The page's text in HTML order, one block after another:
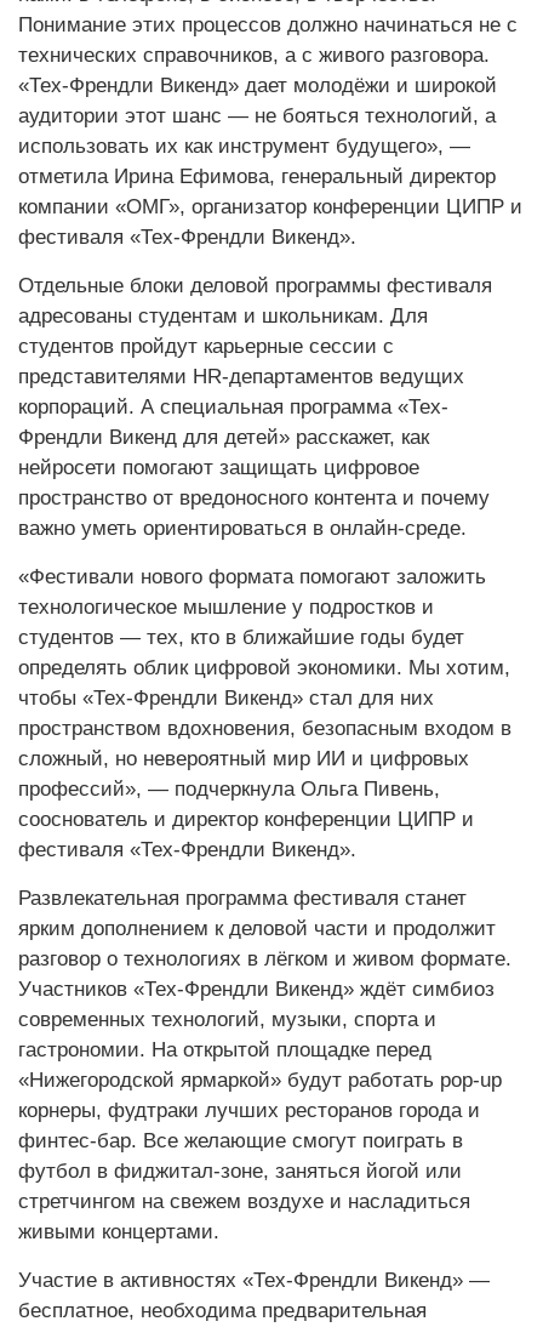
Понимание этих процессов должно начинаться не с
технических справочников, а с живого разговора.
«Тех-Френдли Викенд» дает молодёжи и широкой
аудитории этот шанс — не бояться технологий, а
использовать их как инструмент будущего», —
отметила Ирина Ефимова, генеральный директор
компании «ОМГ», организатор конференции ЦИПР и
фестиваля «Тех-Френдли Викенд».
Отдельные блоки деловой программы фестиваля
адресованы студентам и школьникам. Для
студентов пройдут карьерные сессии с
представителями HR-департаментов ведущих
корпораций. А специальная программа «Тех-
Френдли Викенд для детей» расскажет, как
нейросети помогают защищать цифровое
пространство от вредоносного контента и почему
важно уметь ориентироваться в онлайн-среде.
«Фестивали нового формата помогают заложить
технологическое мышление у подростков и
студентов — тех, кто в ближайшие годы будет
определять облик цифровой экономики. Мы хотим,
чтобы «Тех-Френдли Викенд» стал для них
пространством вдохновения, безопасным входом в
сложный, но невероятный мир ИИ и цифровых
профессий», — подчеркнула Ольга Пивень,
сооснователь и директор конференции ЦИПР и
фестиваля «Тех-Френдли Викенд».
Развлекательная программа фестиваля станет
ярким дополнением к деловой части и продолжит
разговор о технологиях в лёгком и живом формате.
Участников «Тех-Френдли Викенд» ждёт симбиоз
современных технологий, музыки, спорта и
гастрономии. На открытой площадке перед
«Нижегородской ярмаркой» будут работать pop-up
корнеры, фудтраки лучших ресторанов города и
финтес-бар. Все желающие смогут поиграть в
футбол в фиджитал-зоне, заняться йогой или
стретчингом на свежем воздухе и насладиться
живыми концертами.
Участие в активностях «Тех-Френдли Викенд» —
бесплатное, необходима предварительная